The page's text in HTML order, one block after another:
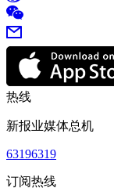
热线
新报业媒体总机
63196319
订阅热线